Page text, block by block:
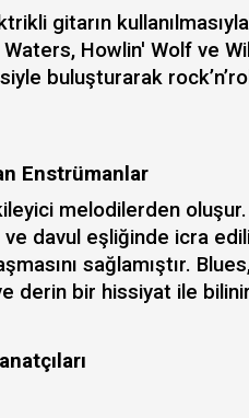
gitarın
Howlin' Wolf ve
buluşturarak
Enstrümanlar
melodilerden oluşur.
davul eşliğinde icra
sağlamıştır.
derin bir hissiyat ile